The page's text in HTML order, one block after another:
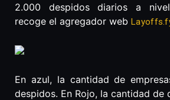
2.000 despidos diarios a
recoge el agregador web
En azul, la cantidad de
despidos. En Rojo, la cantidad de